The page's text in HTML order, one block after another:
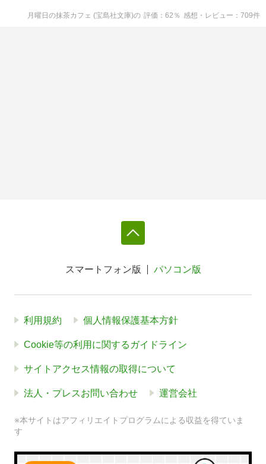
月曜日の抹茶カフェ (宝島社文庫)の 評価 62 ％ 感想・レビュー 709件
スマートフォン版 パソコン版
利用規約 個人情報保護基本方針
Cookie等の利用に関するガイドライン
サイトアクセス情報の取得について
法人・プレスお問い合わせ 運営会社
※本サイトはアフィリエイトプログラムによる収益を得ていま
す